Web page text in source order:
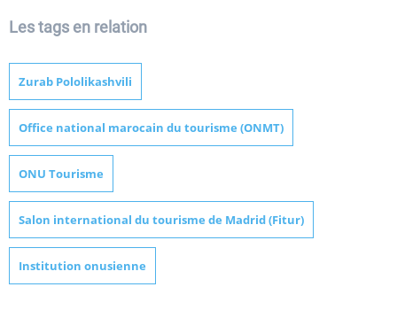
Les tags en relation
Zurab Pololikashvili
Office national marocain du tourisme (ONMT)
ONU Tourisme
Salon international du tourisme de Madrid (Fitur)
Institution onusienne